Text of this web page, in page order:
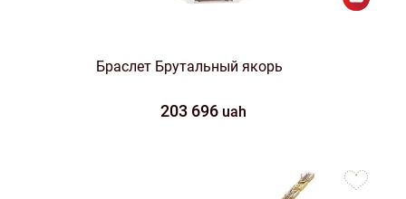
Браслет Брутальный якорь
203 696 uah
favorites